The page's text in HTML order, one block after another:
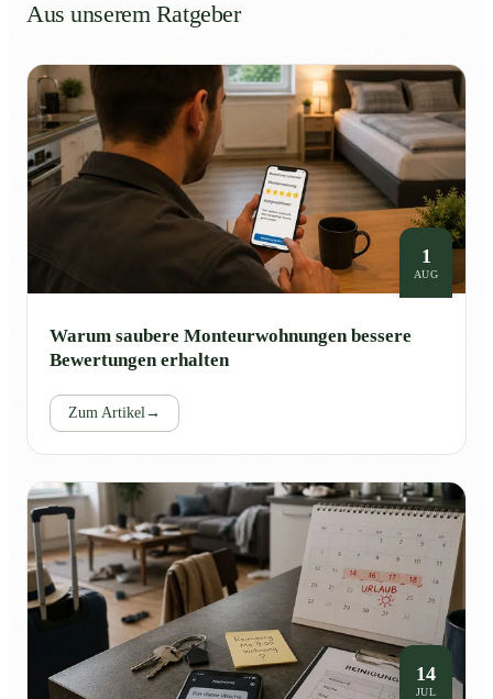
Aus unserem Ratgeber
1
AUG
Warum saubere Monteurwohnungen bessere
Bewertungen erhalten
Zum Artikel→
14
JUL